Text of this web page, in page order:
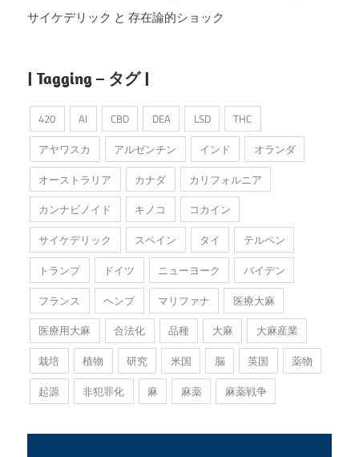
サイケデリック と 存在論的ショック
| Tagging – タグ |
420 AI CBD DEA LSD
THC
アヤワスカ
アルゼンチン インド
オランダ
オーストラリア
カナダ
カリフォルニア
カンナビノイド
キノコ
コカイン
サイケデリック
スペイン タイ
テルペン
トランプ
ドイツ ニューヨーク
バイデン
フランス
ヘンプ マリファナ
医療大麻
医療用大麻
合法化 品種 大麻
大麻産業
栽培
植物 研究 米国 脳 英国
薬物
起源
非犯罪化 麻 麻薬 麻薬戦争